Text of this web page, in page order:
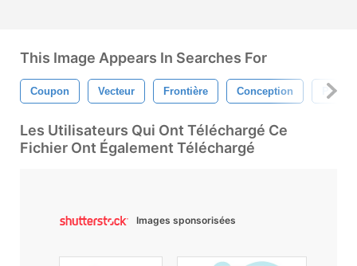
This Image Appears In Searches For
Coupon Vecteur Frontière Conception Papier
Les Utilisateurs Qui Ont Téléchargé Ce
Fichier Ont Également Téléchargé
Images sponsorisées